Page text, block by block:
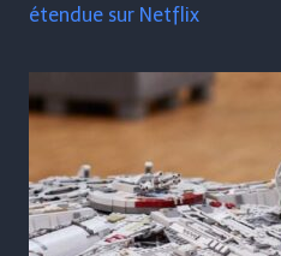
étendue sur Netflix